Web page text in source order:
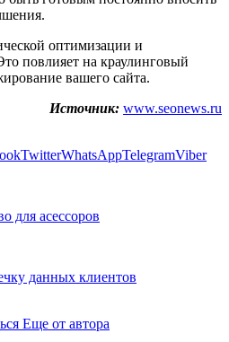
оптимизации и
повлияет на краулинговый
вашего сайта.
Источник: www.seonews.ru
TwitterWhatsAppTelegramViber
для асессоров
данных клиентов
Еще от автора